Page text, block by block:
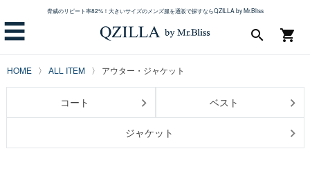
脅威のリピート率82%！大きいサイズのメンズ服を通販で探すならQZILLA by Mr.Bliss
☰ shopping_cart
search
HOME ALL ITEM アウター・ジャケット
コート ベスト
ジャケット